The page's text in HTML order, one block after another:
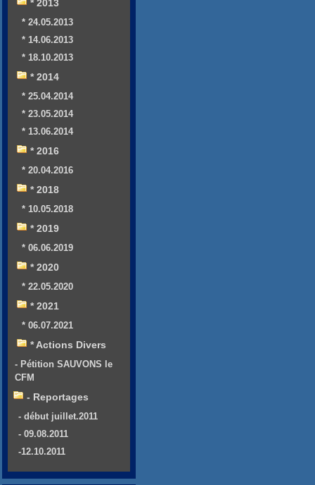
* 2013
* 24.05.2013
* 14.06.2013
* 18.10.2013
* 2014
* 25.04.2014
* 23.05.2014
* 13.06.2014
* 2016
* 20.04.2016
* 2018
* 10.05.2018
* 2019
* 06.06.2019
* 2020
* 22.05.2020
* 2021
* 06.07.2021
* Actions Divers
- Pétition SAUVONS le
CFM
- Reportages
- début juillet.2011
- 09.08.2011
-12.10.2011